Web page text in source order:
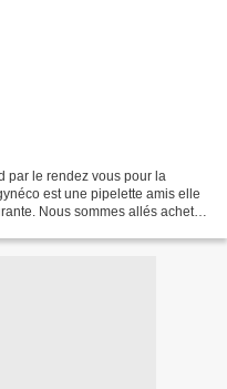
par le rendez vous pour la
est une pipelette amis elle
Nous sommes allés acheter